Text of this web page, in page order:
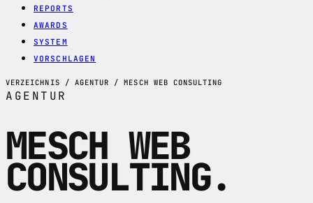
REPORTS
AWARDS
SYSTEM
VORSCHLAGEN
VERZEICHNIS / AGENTUR / MESCH WEB CONSULTING
AGENTUR
MESCH WEB
CONSULTING.